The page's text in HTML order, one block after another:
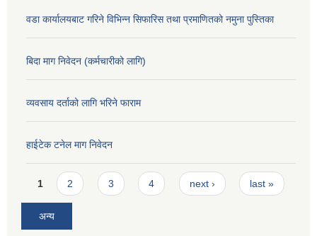
वडा कार्यालयबाट गरिने विभिन्न सिफारिस तथा प्रमाणितको नमुना पुस्तिका
बिदा माग निवेदन (कर्मचारीको लागि)
व्यवसाय दर्ताको लागि भरिने फाराम
हाईटेक टनेल माग निवेदन
Pages
1 2 3 4 next › last »
अन्य